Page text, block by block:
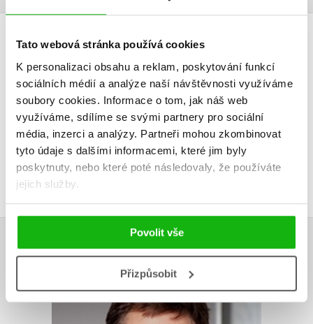
Tato webová stránka používá cookies
K personalizaci obsahu a reklam, poskytování funkcí
sociálních médií a analýze naší návštěvnosti využíváme
soubory cookies. Informace o tom, jak náš web
využíváme, sdílíme se svými partnery pro sociální
média, inzerci a analýzy. Partneři mohou zkombinovat
tyto údaje s dalšími informacemi, které jim byly
poskytnuty, nebo které poté následovaly, že používáte
jejich služby.
Povolit vše
Přizpůsobit
HODNOCENÍ ČTENÁŘŮ
V současné době nejsou vytvořena žádná uživatelská hodnocení.
Vaše hodnocení
Uživatelskou recenzi mohou vkládat pouze registrovaní uživatelé
Přihlásit
AUTOR KNIHY